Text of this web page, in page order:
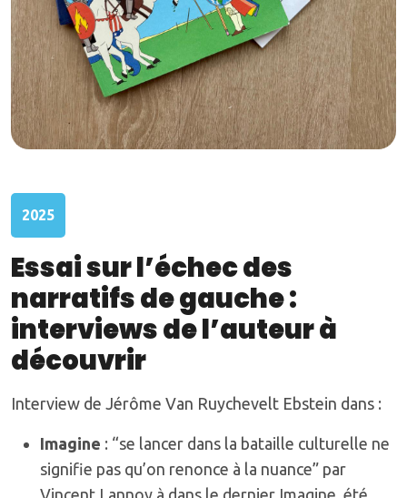
2025
Essai sur l’échec des
narratifs de gauche :
interviews de l’auteur à
découvrir
Interview de Jérôme Van Ruychevelt Ebstein dans :
Imagine : “se lancer dans la bataille culturelle ne
signifie pas qu’on renonce à la nuance” par